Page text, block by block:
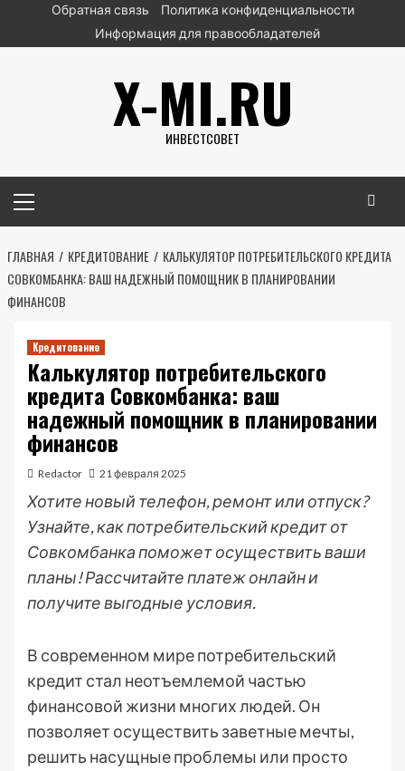
ПерейтиОбратная связь
Политика конфиденциальности
Информация для правообладателей
X-MI.RU
ИНВЕСТСОВЕТ
меню
ГЛАВНАЯ КРЕДИТОВАНИЕ
КАЛЬКУЛЯТОР ПОТРЕБИТЕЛЬСКОГО КРЕДИТА
СОВКОМБАНКА: ВАШ НАДЕЖНЫЙ ПОМОЩНИК В ПЛАНИРОВАНИИ
ФИНАНСОВ
Кредитование
Калькулятор потребительского
кредита Совкомбанка: ваш
надежный помощник в планировании
финансов
Redactor 21 февраля 2025
Хотите новый телефон, ремонт или отпуск?
Узнайте, как потребительский кредит от
Совкомбанка поможет осуществить ваши
планы! Рассчитайте платеж онлайн и
получите выгодные условия.
В современном мире потребительский
кредит стал неотъемлемой частью
финансовой жизни многих людей. Он
позволяет осуществить заветные мечты,
решить насущные проблемы или просто